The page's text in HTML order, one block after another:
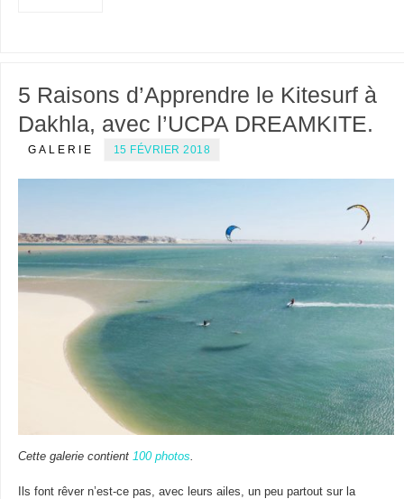
5 Raisons d’Apprendre le Kitesurf à
Dakhla, avec l’UCPA DREAMKITE.
GALERIE 15 FÉVRIER 2018
Cette galerie contient 100 photos.
Ils font rêver n’est-ce pas, avec leurs ailes, un peu partout sur la